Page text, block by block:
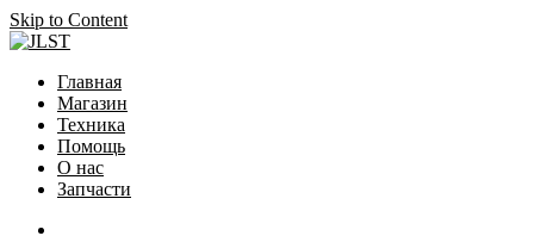
Skip to Content
Главная
Магазин
Техника
Помощь
О нас
Запчасти